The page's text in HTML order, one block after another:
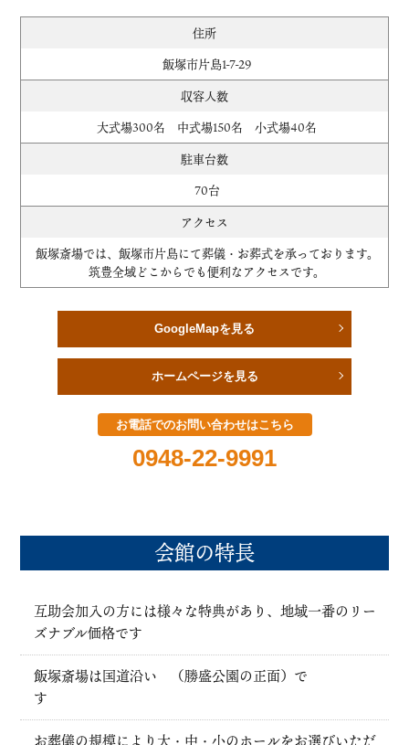
住所
飯塚市片島1-7-29
収容人数
大式場300名 中式場150名 小式場40名
駐車台数
70台
アクセス
飯塚斎場では、飯塚市片島にて葬儀・お葬式を承っております。
筑豊全域どこからでも便利なアクセスです。
GoogleMapを見る
ホームページを見る
お電話でのお問い合わせはこちら
0948-22-9991
会館の特長
互助会加入の方には様々な特典があり、地域一番のリー
ズナブル価格です
飯塚斎場は国道沿い （勝盛公園の正面）で
す
お葬儀の規模により大・中・小のホールをお選びいただ